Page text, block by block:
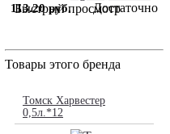
Быстрый просмотр
113.20 руб. Достаточно
Товары этого бренда
Томск Харвестер
0,5л.*12